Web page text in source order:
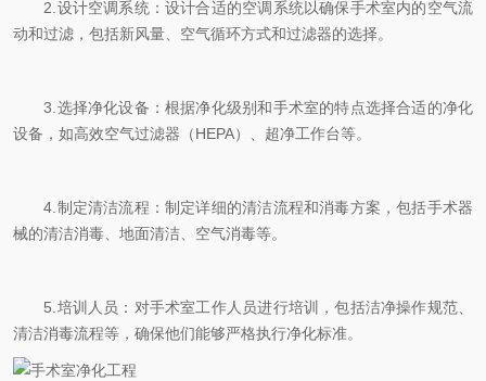
2.设计空调系统：设计合适的空调系统以确保手术室内的空气流
动和过滤，包括新风量、空气循环方式和过滤器的选择。
3.选择净化设备：根据净化级别和手术室的特点选择合适的净化
设备，如高效空气过滤器（HEPA）、超净工作台等。
4.制定清洁流程：制定详细的清洁流程和消毒方案，包括手术器
械的清洁消毒、地面清洁、空气消毒等。
5.培训人员：对手术室工作人员进行培训，包括洁净操作规范、
清洁消毒流程等，确保他们能够严格执行净化标准。